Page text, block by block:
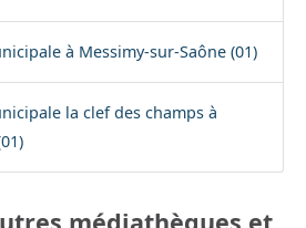
à Messimy-sur-Saône (01)
la clef des champs à